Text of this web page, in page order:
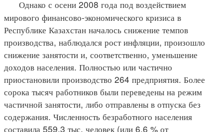
Однако с осени 2008 года под воздействием
мирового финансово-экономического кризиса в
Республике Казахстан началось снижение темпов
производства, наблюдался рост инфляции, произошло
снижение занятости и, соответственно, уменьшение
доходов населения. Полностью или частично
приостановили производство 264 предприятия. Более
сорока тысяч работников были переведены на режим
частичной занятости, либо отправлены в отпуска без
содержания. Численность безработного населения
составила 559,3 тыс. человек (или 6,6 % от